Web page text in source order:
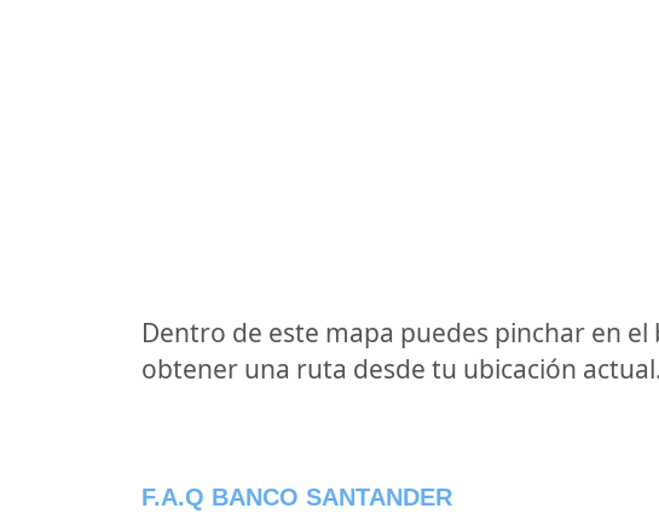
Dentro de este mapa puedes pinchar en el
obtener una ruta desde tu ubicación actual.
F.A.Q BANCO SANTANDER